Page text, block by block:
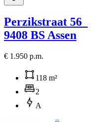
Perzikstraat 56
9408 BS Assen
€ 1.950 p.m.
118 m²
2
A